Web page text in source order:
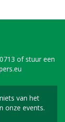
of stuur een
van het
onze events.
voor onze